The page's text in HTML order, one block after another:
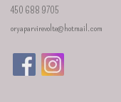
450 688 9705
oryaparvirevolte@hotmail.com